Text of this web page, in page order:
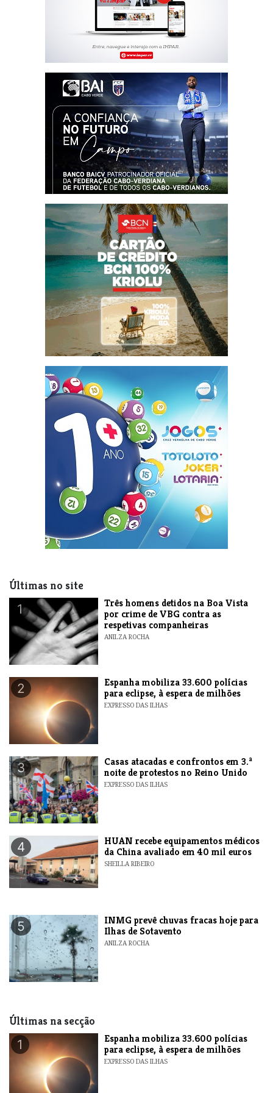
Últimas no site
1
Três homens detidos na Boa Vista
por crime de VBG contra as
respetivas companheiras
ANILZA ROCHA
2
Espanha mobiliza 33.600 polícias
para eclipse, à espera de milhões
EXPRESSO DAS ILHAS
3
Casas atacadas e confrontos em 3.ª
noite de protestos no Reino Unido
EXPRESSO DAS ILHAS
4
HUAN recebe equipamentos médicos
da China avaliado em 40 mil euros
SHEILLA RIBEIRO
5
INMG prevê chuvas fracas hoje para
Ilhas de Sotavento
ANILZA ROCHA
Últimas na secção
1
Espanha mobiliza 33.600 polícias
para eclipse, à espera de milhões
EXPRESSO DAS ILHAS